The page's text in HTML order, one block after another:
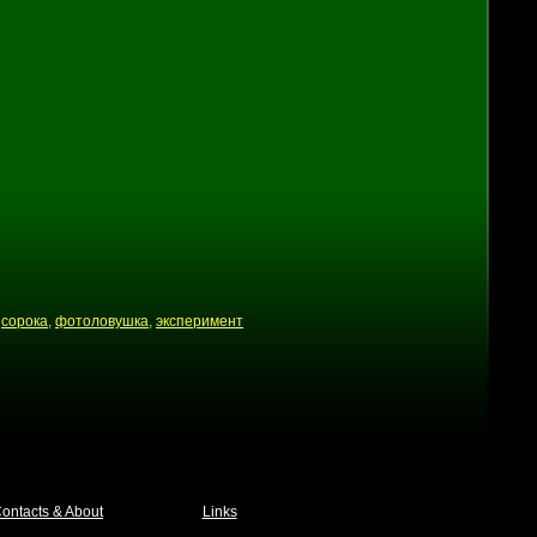
сорока, фотоловушка, эксперимент
& About Links